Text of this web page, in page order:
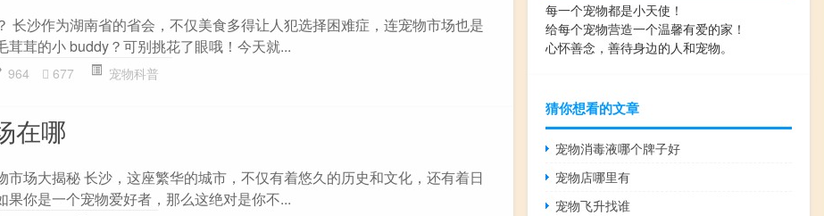
长沙作为湖南省的省会，不仅美食多得让人犯选择困难症，连宠物市场也是
茸茸的小 buddy？可别挑花了眼哦！今天就...
964 677 宠物科普
在哪
市场大揭秘 长沙，这座繁华的城市，不仅有着悠久的历史和文化，还有着日
果你是一个宠物爱好者，那么这绝对是你不...
每一个宠物都是小天使！
给每个宠物营造一个温馨有爱的家！
心怀善念，善待身边的人和宠物。
猜你想看的文章
宠物消毒液哪个牌子好
宠物店哪里有
宠物飞升找谁